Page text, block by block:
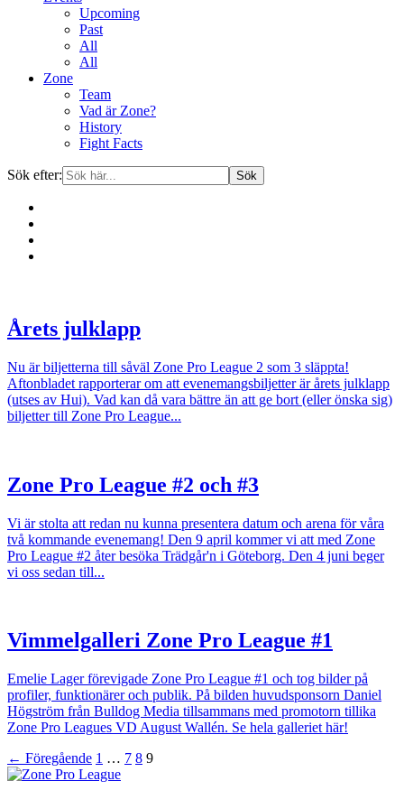
Upcoming
Past
All
All
Zone
Team
Vad är Zone?
History
Fight Facts
Sök efter:
till
innehåll
Årets julklapp
Nu är biljetterna till såväl Zone Pro League 2 som 3 släppta!
Aftonbladet rapporterar om att evenemangsbiljetter är årets julklapp
(utses av Hui). Vad kan då vara bättre än att ge bort (eller önska sig)
biljetter till Zone Pro League...
Zone Pro League #2 och #3
Vi är stolta att redan nu kunna presentera datum och arena för våra
två kommande evenemang! Den 9 april kommer vi att med Zone
Pro League #2 åter besöka Trädgår'n i Göteborg. Den 4 juni beger
vi oss sedan till...
Vimmelgalleri Zone Pro League #1
Emelie Lager förevigade Zone Pro League #1 och tog bilder på
profiler, funktionärer och publik. På bilden huvudsponsorn Daniel
Högström från Bulldog Media tillsammans med promotorn tillika
Zone Pro Leagues VD August Wallén. Se hela galleriet här!
← Föregående 1 … 7 8 9